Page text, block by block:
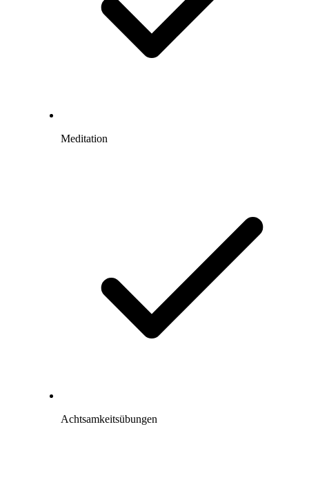
Meditation
Achtsamkeitsübungen